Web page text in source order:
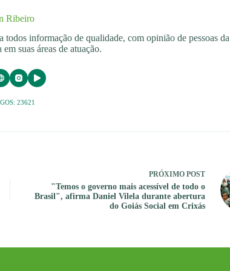
Ribeiro
informação de qualidade, com opinião de pessoas da
suas áreas de atuação.
23621
PRÓXIMO POST
"Temos o governo mais acessível de todo o
Brasil", afirma Daniel Vilela durante abertura
do Goiás Social em Crixás